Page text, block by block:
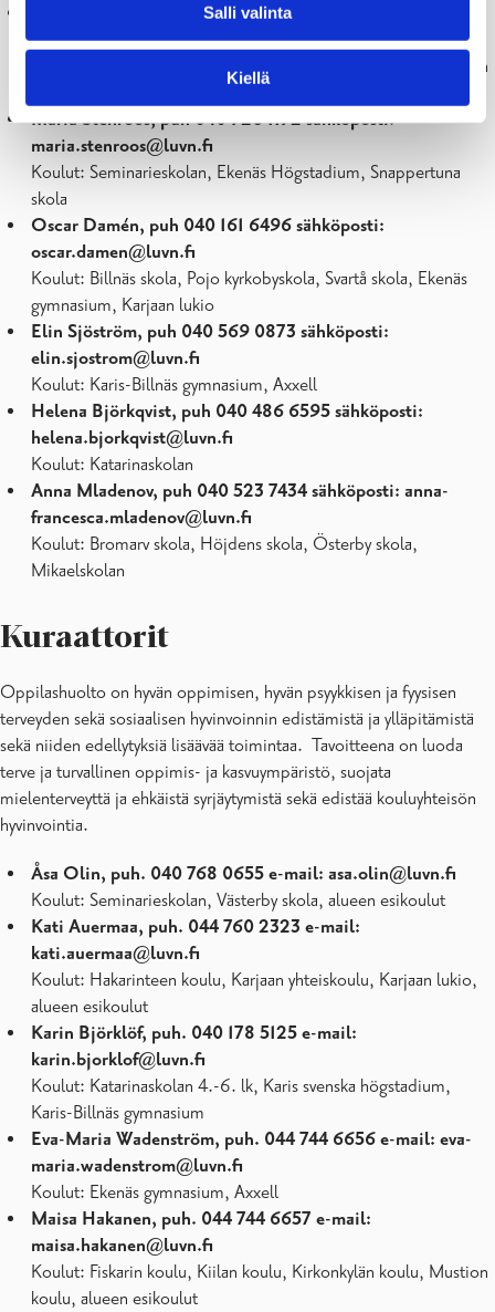
Salli valinta
Kiellä
Sari Sevon, puh 044 744 6798 sähköposti:
sari.sevon@luvn.fi
Koulut: Fiskarin koulu, Kirkonkylän koulu, Mustion koulu, Kiilan
Maria Stenroos, puh 040 726 1172 sähköposti:
maria.stenroos@luvn.fi
Koulut: Seminarieskolan, Ekenäs Högstadium, Snappertuna
skola
Oscar Damén, puh 040 161 6496 sähköposti:
oscar.damen@luvn.fi
Koulut: Billnäs skola, Pojo kyrkobyskola, Svartå skola, Ekenäs
gymnasium, Karjaan lukio
Elin Sjöström, puh 040 569 0873 sähköposti:
elin.sjostrom@luvn.fi
Koulut: Karis-Billnäs gymnasium, Axxell
Helena Björkqvist, puh 040 486 6595 sähköposti:
helena.bjorkqvist@luvn.fi
Koulut: Katarinaskolan
Anna Mladenov, puh 040 523 7434 sähköposti: anna-
francesca.mladenov@luvn.fi
Koulut: Bromarv skola, Höjdens skola, Österby skola,
Mikaelskolan
Kuraattorit
Oppilashuolto on hyvän oppimisen, hyvän psyykkisen ja fyysisen
terveyden sekä sosiaalisen hyvinvoinnin edistämistä ja ylläpitämistä
sekä niiden edellytyksiä lisäävää toimintaa. Tavoitteena on luoda
terve ja turvallinen oppimis- ja kasvuympäristö, suojata
mielenterveyttä ja ehkäistä syrjäytymistä sekä edistää kouluyhteisön
hyvinvointia.
Åsa Olin, puh. 040 768 0655 e-mail: asa.olin@luvn.fi
Koulut: Seminarieskolan, Västerby skola, alueen esikoulut
Kati Auermaa, puh. 044 760 2323 e-mail:
kati.auermaa@luvn.fi
Koulut: Hakarinteen koulu, Karjaan yhteiskoulu, Karjaan lukio,
alueen esikoulut
Karin Björklöf, puh. 040 178 5125 e-mail:
karin.bjorklof@luvn.fi
Koulut: Katarinaskolan 4.-6. lk, Karis svenska högstadium,
Karis-Billnäs gymnasium
Eva-Maria Wadenström, puh. 044 744 6656 e-mail: eva-
maria.wadenstrom@luvn.fi
Koulut: Ekenäs gymnasium, Axxell
Maisa Hakanen, puh. 044 744 6657 e-mail:
maisa.hakanen@luvn.fi
Koulut: Fiskarin koulu, Kiilan koulu, Kirkonkylän koulu, Mustion
koulu, alueen esikoulut